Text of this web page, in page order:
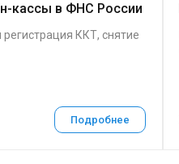
кассы в ФНС России
ККТ, снятие
Подробнее